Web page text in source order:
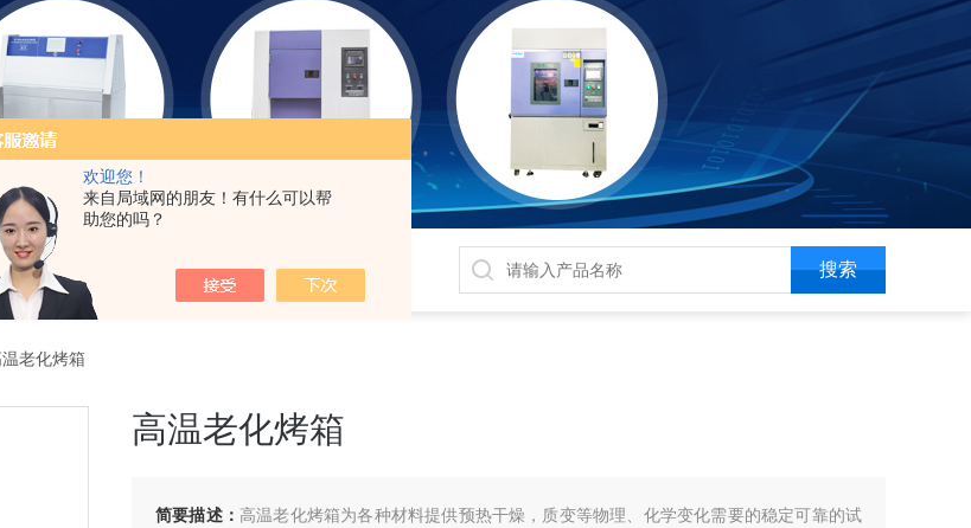
欢迎您！
来自局域网的朋友！有什么可以帮
助您的吗？
喷雾试验箱、各种振动试验台、拉力试验机、蒸汽老化试验机、跌落试验机、插拔力试验机、按健寿命试验机、纸带耐磨擦试验机、工业烘烤箱
老化烤箱
高温老化烤箱
简要描述： 高温老化烤箱为各种材料提供预热干燥，质变等物理、化学变化需要的稳定可靠的试